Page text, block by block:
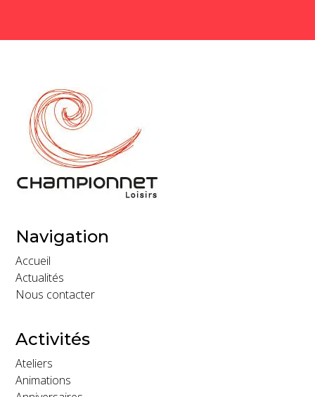
Navigation
Accueil
Actualités
Nous contacter
Activités
Ateliers
Animations